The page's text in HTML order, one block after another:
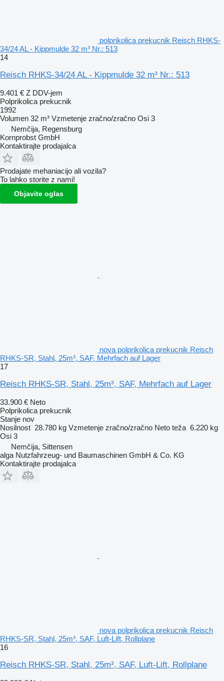
polprikolica prekucnik Reisch RHKS-
34/24 AL - Kippmulde 32 m³ Nr.: 513
14
Reisch RHKS-34/24 AL - Kippmulde 32 m³ Nr.: 513
9.401 € Z DDV-jem
Polprikolica prekucnik
1992
Volumen 32 m³ Vzmetenje zračno/zračno Osi 3
Nemčija, Regensburg
Kornprobst GmbH
Kontaktirajte prodajalca
Prodajate mehaniacijo ali vozila?
To lahko storite z nami!
Objavite oglas
nova polprikolica prekucnik Reisch
RHKS-SR, Stahl, 25m³, SAF, Mehrfach auf Lager
17
Reisch RHKS-SR, Stahl, 25m³, SAF, Mehrfach auf Lager
33.900 € Neto
Polprikolica prekucnik
Stanje nov
Nosilnost 28.780 kg Vzmetenje zračno/zračno Neto teža 6.220 kg
Osi 3
Nemčija, Sittensen
alga Nutzfahrzeug- und Baumaschinen GmbH & Co. KG
Kontaktirajte prodajalca
nova polprikolica prekucnik Reisch
RHKS-SR, Stahl, 25m³, SAF, Luft-Lift, Rollplane
16
Reisch RHKS-SR, Stahl, 25m³, SAF, Luft-Lift, Rollplane